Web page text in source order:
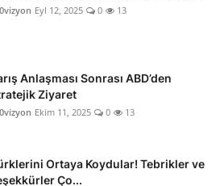
Eyl 12, 2025 0 13
Anlaşması Sonrası ABD’den
Ziyaret
Ekim 11, 2025 0 13
Ortaya Koydular! Tebrikler ve
Ço...